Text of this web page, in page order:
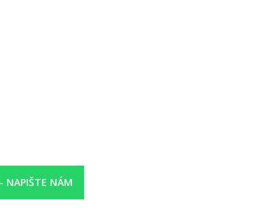
osušky za vratnou zálohu 10 EUR)
NAPIŠTE NÁM